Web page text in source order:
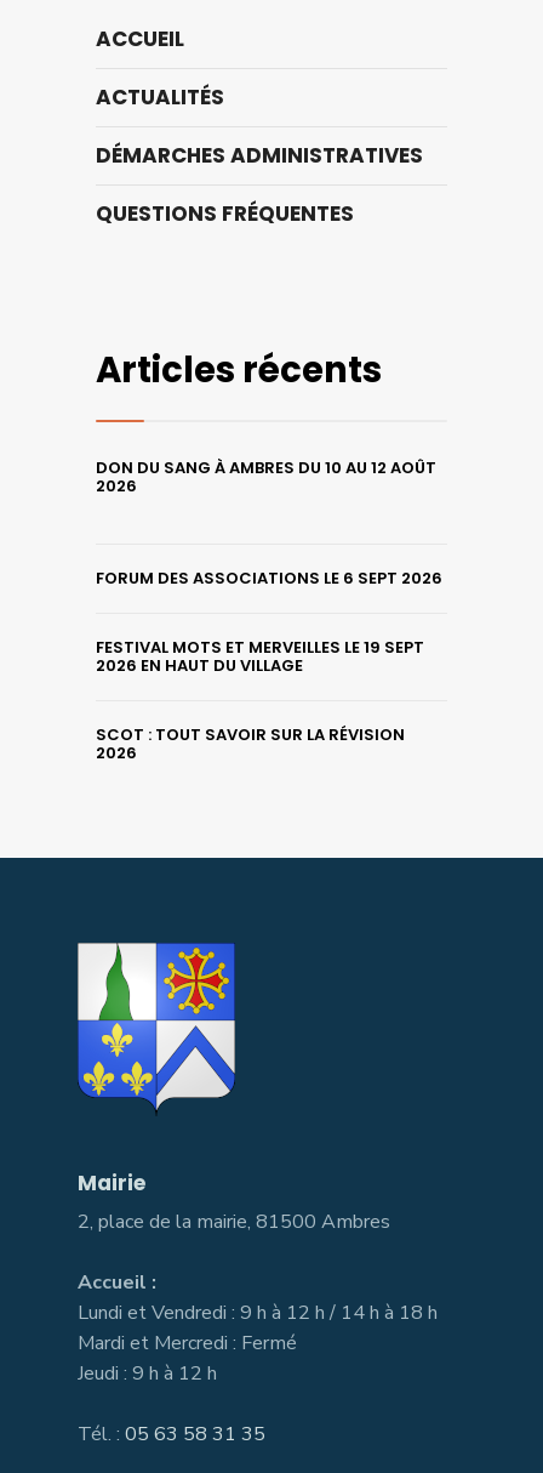
ACCUEIL
ACTUALITÉS
DÉMARCHES ADMINISTRATIVES
QUESTIONS FRÉQUENTES
Articles récents
DON DU SANG À AMBRES DU 10 AU 12 AOÛT
2026
FORUM DES ASSOCIATIONS LE 6 SEPT 2026
FESTIVAL MOTS ET MERVEILLES LE 19 SEPT
2026 EN HAUT DU VILLAGE
SCOT : TOUT SAVOIR SUR LA RÉVISION
2026
Mairie
2, place de la mairie, 81500 Ambres
Accueil :
Lundi et Vendredi : 9 h à 12 h / 14 h à 18 h
Mardi et Mercredi : Fermé
Jeudi : 9 h à 12 h
Tél. : 05 63 58 31 35